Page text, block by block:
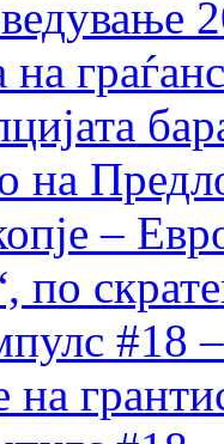
на
–
по
#18
на